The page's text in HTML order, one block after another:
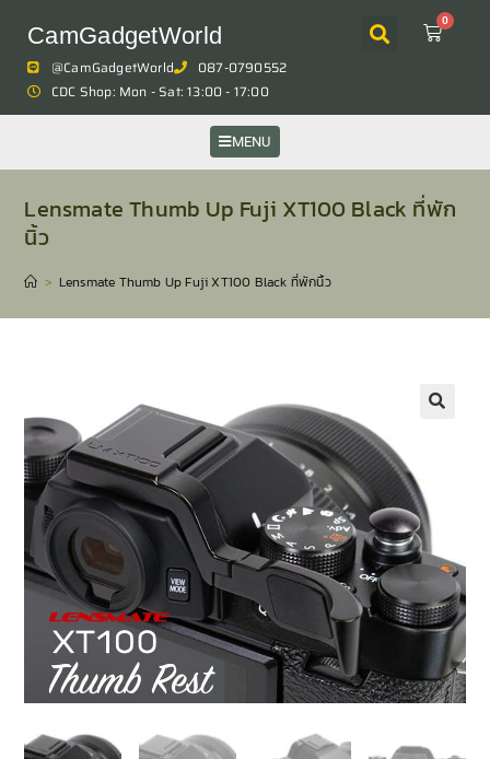
CamGadgetWorld
0
@CamGadgetWorld
087-0790552
CDC Shop: Mon - Sat: 13:00 - 17:00
MENU
Lensmate Thumb Up Fuji XT100 Black ที่พัก
นิ้ว
> Lensmate Thumb Up Fuji XT100 Black ที่พักนิ้ว